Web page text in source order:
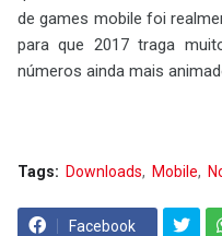
de games mobile foi
para que 2017 traga
números ainda mais
Tags: Downloads Mobile
Facebook